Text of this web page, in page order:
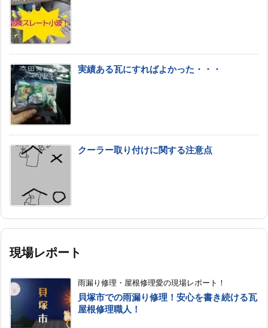
実績ある瓦にすればよかった・・・
クーラー取り付けに関する注意点
現場レポート
雨漏り修理・屋根修理愛の現場レポート！
貝塚市での雨漏り修理！安心を書き続ける瓦
屋根修理職人！